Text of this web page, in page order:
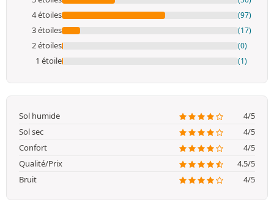
4 étoiles (97)
3 étoiles (17)
2 étoiles (0)
1 étoile (1)
Sol humide
4/5
Sol sec
4/5
Confort
4/5
Qualité/Prix
4.5/5
Bruit
4/5